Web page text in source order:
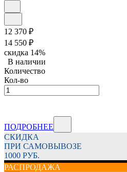
12 370 ₽
14 550 ₽
скидка 14%
В наличии
Количество
Кол-во
ПОДРОБНЕЕ
СКИДКА
ПРИ САМОВЫВОЗЕ
1000 РУБ.
РАСПРОДАЖА